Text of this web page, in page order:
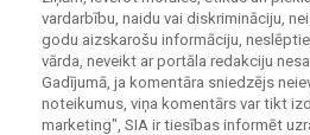
vardarbību, naidu vai diskrimināciju,
godu aizskarošu informāciju,
vārda, neveikt ar portāla redakciju
Gadījumā, ja komentāra sniedzējs
noteikumus, viņa komentārs var tikt
marketing", SIA ir tiesības informēt